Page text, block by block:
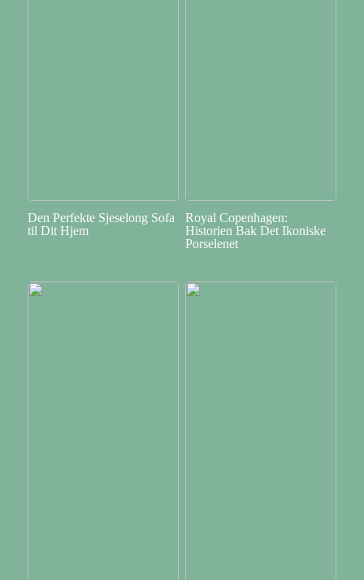
Den Perfekte Sjeselong Sofa
til Dit Hjem
Royal Copenhagen:
Historien Bak Det Ikoniske
Porselenet